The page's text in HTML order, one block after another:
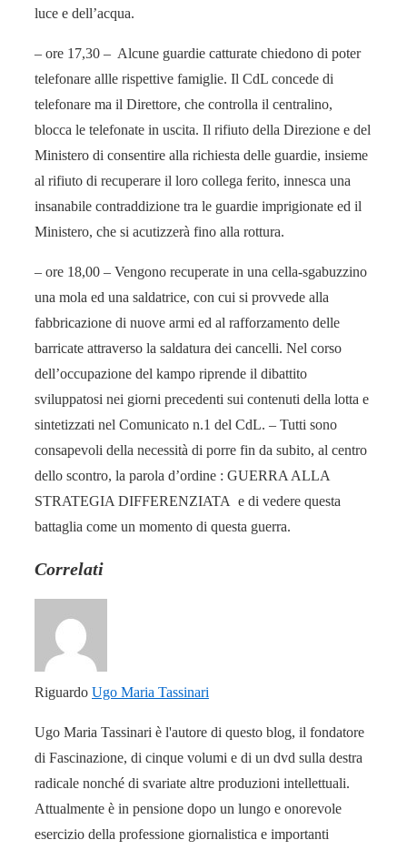
luce e dell’acqua.
– ore 17,30 – Alcune guardie catturate chiedono di poter
telefonare allle rispettive famiglie. Il CdL concede di
telefonare ma il Direttore, che controlla il centralino,
blocca le telefonate in uscita. Il rifiuto della Direzione e del
Ministero di consentire alla richiesta delle guardie, insieme
al rifiuto di recuperare il loro collega ferito, innesca una
insanabile contraddizione tra le guardie imprigionate ed il
Ministero, che si acutizzerà fino alla rottura.
– ore 18,00 – Vengono recuperate in una cella-sgabuzzino
una mola ed una saldatrice, con cui si provvede alla
fabbricazione di nuove armi ed al rafforzamento delle
barricate attraverso la saldatura dei cancelli. Nel corso
dell’occupazione del kampo riprende il dibattito
sviluppatosi nei giorni precedenti sui contenuti della lotta e
sintetizzati nel Comunicato n.1 del CdL. – Tutti sono
consapevoli della necessità di porre fin da subito, al centro
dello scontro, la parola d’ordine : GUERRA ALLA
STRATEGIA DIFFERENZIATA e di vedere questa
battaglia come un momento di questa guerra.
Correlati
Riguardo Ugo Maria Tassinari
Ugo Maria Tassinari è l'autore di questo blog, il fondatore
di Fascinazione, di cinque volumi e di un dvd sulla destra
radicale nonché di svariate altre produzioni intellettuali.
Attualmente è in pensione dopo un lungo e onorevole
esercizio della professione giornalistica e importanti